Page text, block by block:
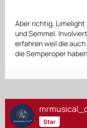
Aber richtig, Limelight
und Semmel.
erfahren weil die
die Semperoper
Star